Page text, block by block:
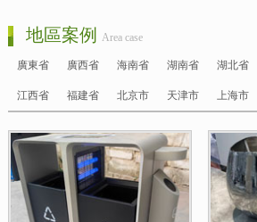
地區案例 Area case
廣東省 廣西省 海南省 湖南省 湖北省
江西省 福建省 北京市 天津市 上海市